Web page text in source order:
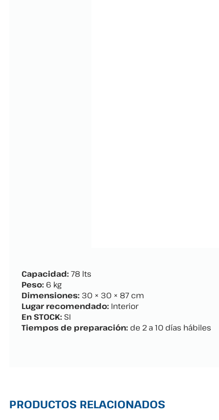
Capacidad: 78 lts
Peso: 6 kg
Dimensiones: 30 × 30 × 87 cm
Lugar recomendado: Interior
En STOCK: SI
Tiempos de preparación: de 2 a 10 días hábiles
PRODUCTOS RELACIONADOS